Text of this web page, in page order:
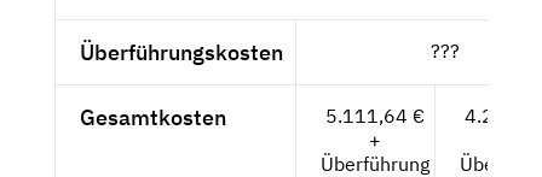
Überführungskosten ???
Gesamtkosten
5.111,64 €
+
Überführung